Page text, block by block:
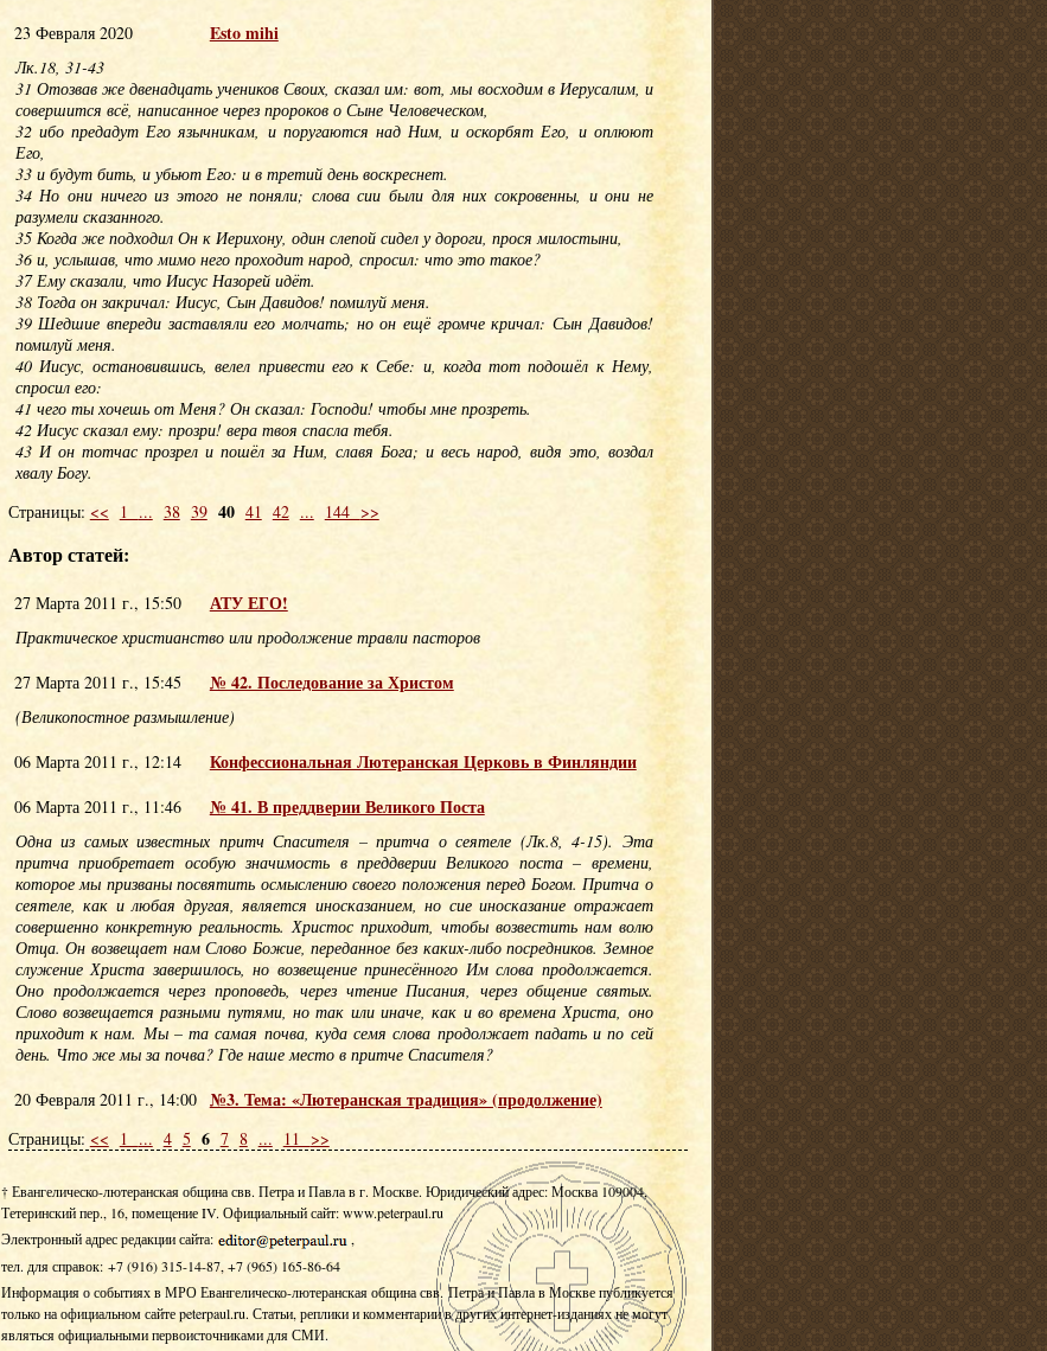
23 Февраля 2020
Esto mihi
Лк.18, 31-43
31 Отозвав же двенадцать учеников Своих, сказал им: вот, мы восходим в Иерусалим, и
совершится всё, написанное через пророков о Сыне Человеческом,
32 ибо предадут Его язычникам, и поругаются над Ним, и оскорбят Его, и оплюют
Его,
33 и будут бить, и убьют Его: и в третий день воскреснет.
34 Но они ничего из этого не поняли; слова сии были для них сокровенны, и они не
разумели сказанного.
35 Когда же подходил Он к Иерихону, один слепой сидел у дороги, прося милостыни,
36 и, услышав, что мимо него проходит народ, спросил: что это такое?
37 Ему сказали, что Иисус Назорей идёт.
38 Тогда он закричал: Иисус, Сын Давидов! помилуй меня.
39 Шедшие впереди заставляли его молчать; но он ещё громче кричал: Сын Давидов!
помилуй меня.
40 Иисус, остановившись, велел привести его к Себе: и, когда тот подошёл к Нему,
спросил его:
41 чего ты хочешь от Меня? Он сказал: Господи! чтобы мне прозреть.
42 Иисус сказал ему: прозри! вера твоя спасла тебя.
43 И он тотчас прозрел и пошёл за Ним, славя Бога; и весь народ, видя это, воздал
хвалу Богу.
Страницы: << 1 ... 38 39 40 41 42 ... 144 >>
Автор статей:
27 Марта 2011 г., 15:50 АТУ ЕГО!
Практическое христианство или продолжение травли пасторов
27 Марта 2011 г., 15:45
№ 42. Последование за Христом
(Великопостное размышление)
06 Марта 2011 г., 12:14
Конфессиональная Лютеранская Церковь в Финляндии
06 Марта 2011 г., 11:46 № 41. В преддверии Великого Поста
Одна из самых известных притч Спасителя – притча о сеятеле (Лк.8, 4-15). Эта
притча приобретает особую значимость в преддверии Великого поста – времени,
которое мы призваны посвятить осмыслению своего положения перед Богом. Притча о
сеятеле, как и любая другая, является иносказанием, но сие иносказание отражает
совершенно конкретную реальность. Христос приходит, чтобы возвестить нам волю
Отца. Он возвещает нам Слово Божие, переданное без каких-либо посредников. Земное
служение Христа завершилось, но возвещение принесённого Им слова продолжается.
Оно продолжается через проповедь, через чтение Писания, через общение святых.
Слово возвещается разными путями, но так или иначе, как и во времена Христа, оно
приходит к нам. Мы – та самая почва, куда семя слова продолжает падать и по сей
день. Что же мы за почва? Где наше место в притче Спасителя?
20 Февраля 2011 г., 14:00 №3. Тема: «Лютеранская традиция» (продолжение)
Страницы: << 1 ... 4 5 6 7 8 ... 11 >>
† Евангелическо-лютеранская община свв. Петра и Павла в г. Москве. Юридический адрес: Москва 109004,
Тетеринский пер., 16, помещение IV. Официальный сайт: www.peterpaul.ru
Электронный адрес редакции сайта:
,
тел. для справок: +7 (916) 315-14-87, +7 (965) 165-86-64
Информация о событиях в МРО Евангелическо-лютеранская община свв. Петра и Павла в Москве публикуется
только на официальном сайте peterpaul.ru. Статьи, реплики и комментарии в других интернет-изданиях не могут
являться официальными первоисточниками для СМИ.